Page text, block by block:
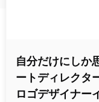
自分だけにし
ートディレクタ
ロゴデザイナー